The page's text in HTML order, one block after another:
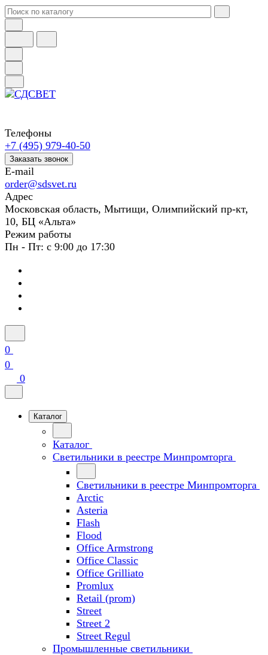
Телефоны
+7 (495) 979-40-50
Заказать звонок
E-mail
order@sdsvet.ru
Адрес
Московская область, Мытищи, Олимпийский пр-кт,
10, БЦ «Альта»
Режим работы
Пн - Пт: с 9:00 до 17:30
0
0
0
Каталог
Каталог
Светильники в реестре Минпромторга
Светильники в реестре Минпромторга
Arctic
Asteria
Flash
Flood
Office Armstrong
Office Classic
Office Grilliato
Promlux
Retail (prom)
Street
Street 2
Street Regul
Промышленные светильники